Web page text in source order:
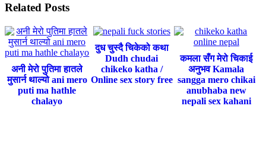
Related Posts
अनी मेरो पुतिमा हातले
मुसार्न थाल्यो ani mero
puti ma hathle
chalayo
दुध चुस्दै चिकेको कथा
Dudh chudai
chikeko katha /
Online sex story free
कमला सँग मेरो चिकाई
अनुभव Kamala
sangga mero chikai
anubhaba new
nepali sex kahani